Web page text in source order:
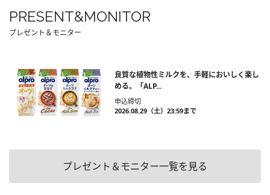
PRESENT&MONITOR
プレゼント＆モニター
良質な植物性ミルクを、手軽においしく楽し
める。「ALP...
申込締切
2026.08.29（土）23:59まで
プレゼント＆モニター一覧を見る